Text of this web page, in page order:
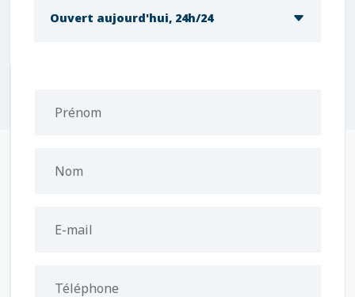
Ouvert aujourd'hui, 24h/24
Prénom
Nom
E-mail
Téléphone